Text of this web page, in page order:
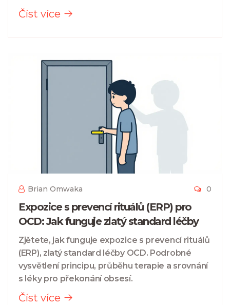
Číst více
Brian Omwaka 0
Expozice s prevencí rituálů (ERP) pro
OCD: Jak funguje zlatý standard léčby
Zjětete, jak funguje expozice s prevencí rituálů
(ERP), zlatý standard léčby OCD. Podrobné
vysvětlení principu, průběhu terapie a srovnání
s léky pro překonání obsesí.
Číst více